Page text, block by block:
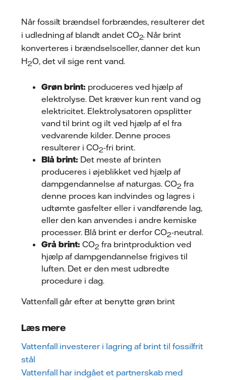
Når fossilt brændsel forbrændes, resulterer det
i udledning af blandt andet CO2. Når brint
konverteres i brændselsceller, danner det kun
H2O, det vil sige rent vand.
Grøn brint: produceres ved hjælp af
elektrolyse. Det kræver kun rent vand og
elektricitet. Elektrolysatoren opsplitter
vand til brint og ilt ved hjælp af el fra
vedvarende kilder. Denne proces
resulterer i CO2-fri brint.
Blå brint: Det meste af brinten
produceres i øjeblikket ved hjælp af
dampgendannelse af naturgas. CO2 fra
denne proces kan indvindes og lagres i
udtømte gasfelter eller i vandførende lag,
eller den kan anvendes i andre kemiske
processer. Blå brint er derfor CO2-neutral.
Grå brint: CO2 fra brintproduktion ved
hjælp af dampgendannelse frigives til
luften. Det er den mest udbredte
procedure i dag.
Vattenfall går efter at benytte grøn brint
Læs mere
Vattenfall investerer i lagring af brint til fossilfrit
stål
Vattenfall har indgået et partnerskab med